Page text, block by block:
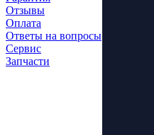
Отзывы
Оплата
Ответы на вопросы
Сервис
Запчасти